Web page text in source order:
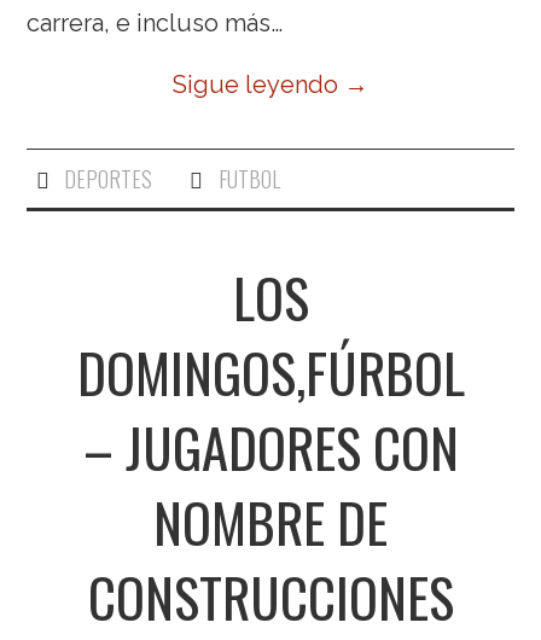
carrera, e incluso más…
Sigue leyendo →
DEPORTES FUTBOL
LOS
DOMINGOS,FÚRBOL
– JUGADORES CON
NOMBRE DE
CONSTRUCCIONES